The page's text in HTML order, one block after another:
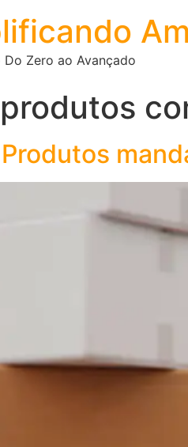
Do Zero ao Avançado
produtos